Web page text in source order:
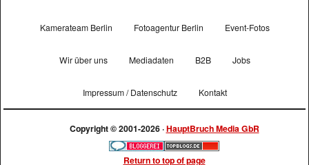
Kamerateam Berlin Fotoagentur Berlin Event-Fotos
Wir über uns Mediadaten B2B Jobs
Impressum / Datenschutz Kontakt
Copyright © 2001-2026 ·HauptBruch Media GbR
Return to top of page